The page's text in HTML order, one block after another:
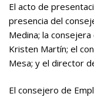
El acto de
presencia del
Medina; la
Kristen Martín; el
Mesa; y el director
El consejero de